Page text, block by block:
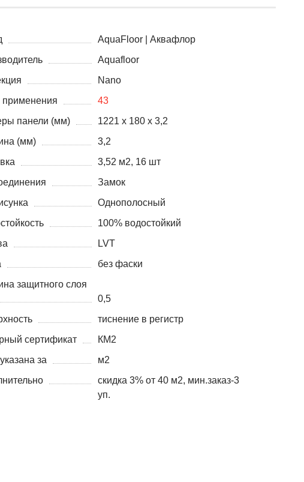
AquaFloor | Аквафлор
Aquafloor
Nano
применения
43
панели (мм)
1221 x 180 x 3,2
(мм)
3,2
3,52 м2, 16 шт
Замок
Однополосный
100% водостойкий
LVT
без фаски
защитного слоя
0,5
тиснение в регистр
сертификат
КМ2
за
м2
скидка 3% от 40 м2, мин.заказ-3
уп.